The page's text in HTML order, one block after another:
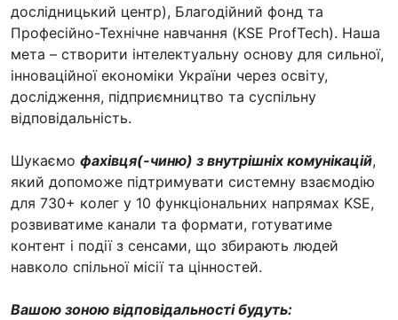
дослідницький центр), Благодійний фонд та
Професійно-Технічне навчання (KSE ProfTech). Наша
мета – створити інтелектуальну основу для сильної,
інноваційної економіки України через освіту,
дослідження, підприємництво та суспільну
відповідальність.
Шукаємо фахівця(-чиню) з внутрішніх комунікацій,
який допоможе підтримувати системну взаємодію
для 730+ колег у 10 функціональних напрямах KSE,
розвиватиме канали та формати, готуватиме
контент і події з сенсами, що збирають людей
навколо спільної місії та цінностей.
Вашою зоною відповідальності будуть: